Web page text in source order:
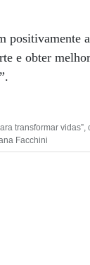
positivamente
e obter
transformar
Facchini